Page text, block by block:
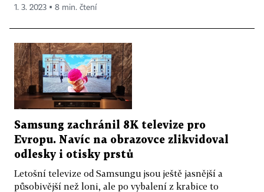
1. 3. 2023 ▪ 8 min. čtení
Samsung zachránil 8K televize pro
Evropu. Navíc na obrazovce zlikvidoval
odlesky i otisky prstů
Letošní televize od Samsungu jsou ještě jasnější a
působivější než loni, ale po vybalení z krabice to